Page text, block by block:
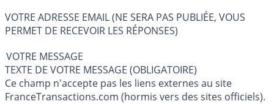
VOTRE ADRESSE EMAIL (NE SERA PAS PUBLIÉE, VOUS
PERMET DE RECEVOIR LES RÉPONSES)
VOTRE MESSAGE
TEXTE DE VOTRE MESSAGE (OBLIGATOIRE)
Ce champ n'accepte pas les liens externes au site
FranceTransactions.com (hormis vers des sites officiels).